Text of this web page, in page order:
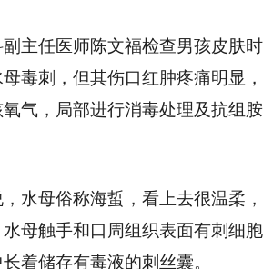
主任医师陈文福检查男孩皮肤时
毒刺，但其伤口红肿疼痛明显，
气，局部进行消毒处理及抗组胺
水母俗称海蜇，看上去很温柔，
母触手和口周组织表面有刺细胞
着储存有毒液的刺丝囊。